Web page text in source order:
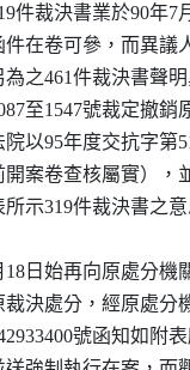
件裁決書業於90年
件在卷可參，而異議
為之461件裁決書聲
至1547號裁定撤
院以95年度交抗字第
開案卷查核屬實），
所示319件裁決書之
18日始再向原處分機
裁決處分，經原處分
號函知如附